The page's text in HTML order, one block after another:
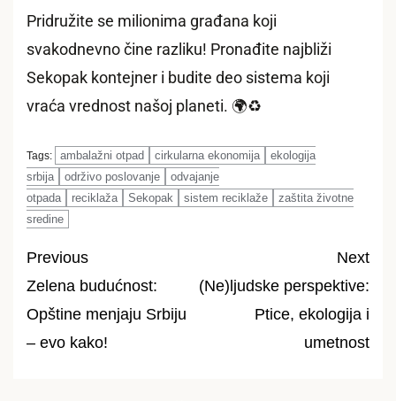
Pridružite se milionima građana koji
svakodnevno čine razliku! Pronađite najbliži
Sekopak kontejner i budite deo sistema koji
vraća vrednost našoj planeti. 🌍♻️
Tags: ambalažni otpad cirkularna ekonomija
ekologija
srbija
održivo poslovanje
odvajanje
otpada
reciklaža Sekopak sistem reciklaže
zaštita životne
sredine
Post
navigation
Previous
Zelena budućnost:
Opštine menjaju Srbiju
– evo kako!
Next
(Ne)ljudske perspektive:
Ptice, ekologija i
umetnost